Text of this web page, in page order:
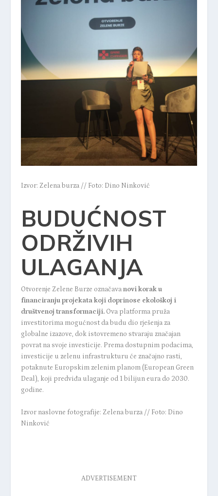
Izvor: Zelena burza // Foto: Dino Ninković
BUDUĆNOST
ODRŽIVIH
ULAGANJA
Otvorenje Zelene Burze označavanovi korak u
financiranju projekata koji doprinose ekološkoj i
društvenoj transformaciji.Ova platforma pruža
investitorima mogućnost da budu dio rješenja za
globalne izazove, dok istovremeno stvaraju značajan
povrat na svoje investicije. Prema dostupnim podacima,
investicije u zelenu infrastrukturu će značajno rasti,
potaknute Europskim zelenim planom (European Green
Deal), koji predviđa ulaganje od 1 bilijun eura do 2030.
godine.
Izvor naslovne fotografije: Zelena burza // Foto: Dino
Ninković
ADVERTISEMENT